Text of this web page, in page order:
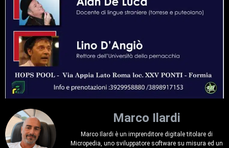
Marco Ilardi
Marco Ilardi è un imprenditore digitale titolare di
Micropedia, uno sviluppatore software su misura ed un